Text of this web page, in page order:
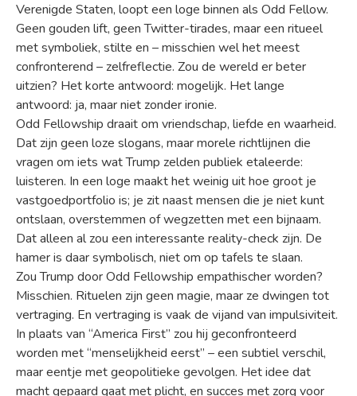
Verenigde Staten, loopt een loge binnen als Odd Fellow.
Geen gouden lift, geen Twitter-tirades, maar een ritueel
met symboliek, stilte en – misschien wel het meest
confronterend – zelfreflectie. Zou de wereld er beter
uitzien? Het korte antwoord: mogelijk. Het lange
antwoord: ja, maar niet zonder ironie.
Odd Fellowship draait om vriendschap, liefde en waarheid.
Dat zijn geen loze slogans, maar morele richtlijnen die
vragen om iets wat Trump zelden publiek etaleerde:
luisteren. In een loge maakt het weinig uit hoe groot je
vastgoedportfolio is; je zit naast mensen die je niet kunt
ontslaan, overstemmen of wegzetten met een bijnaam.
Dat alleen al zou een interessante reality-check zijn. De
hamer is daar symbolisch, niet om op tafels te slaan.
Zou Trump door Odd Fellowship empathischer worden?
Misschien. Rituelen zijn geen magie, maar ze dwingen tot
vertraging. En vertraging is vaak de vijand van impulsiviteit.
In plaats van “America First” zou hij geconfronteerd
worden met “menselijkheid eerst” – een subtiel verschil,
maar eentje met geopolitieke gevolgen. Het idee dat
macht gepaard gaat met plicht, en succes met zorg voor